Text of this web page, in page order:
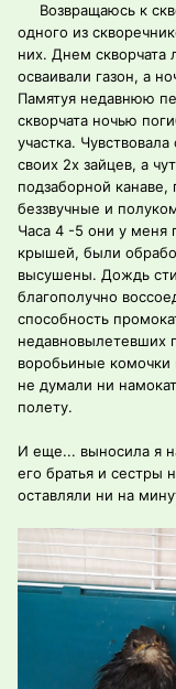
Возвращаюсь к
одного из
них. Днем скворчата
осваивали газон, а
Памятуя недавнюю
скворчата ночью
участка.
своих 2х зайцев, а
подзаборной
беззвучные и
Часа 4 -5 они у меня
крышей, были
высушены. Дождь
благополучно
способность
недавновылетевших
воробьиные
не думали ни
полету.
И еще... выносила я
его братья и сестры
оставляли ни на